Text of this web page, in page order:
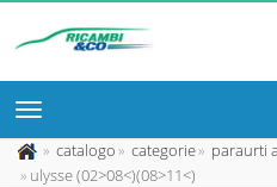
catalogo categorie paraurti
ulysse (02>08<)(08>11<)